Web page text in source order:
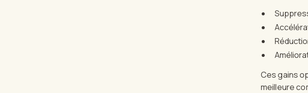
Ces gains
meilleure